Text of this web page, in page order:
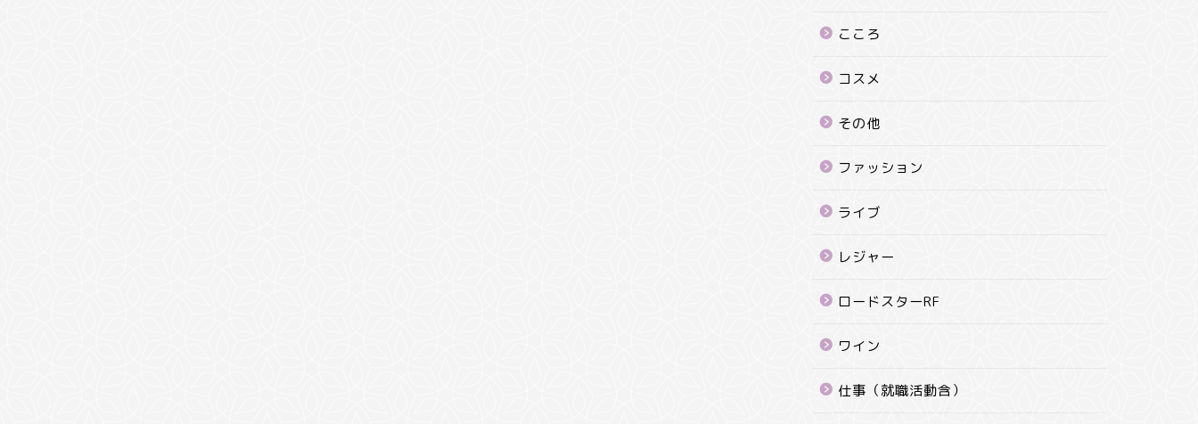
こころ
コスメ
その他
ファッション
ライブ
レジャー
ロードスターRF
ワイン
仕事（就職活動含）